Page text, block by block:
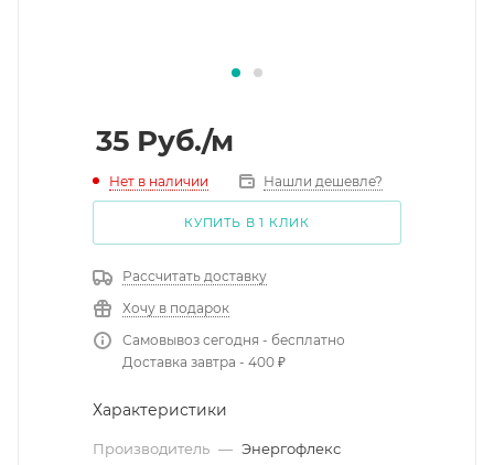
35 Руб./м
Нет в наличии Нашли дешевле?
КУПИТЬ В 1 КЛИК
Рассчитать доставку
Хочу в подарок
Самовывоз сегодня - бесплатно
Доставка завтра - 400 ₽
Характеристики
Производитель — Энергофлекс